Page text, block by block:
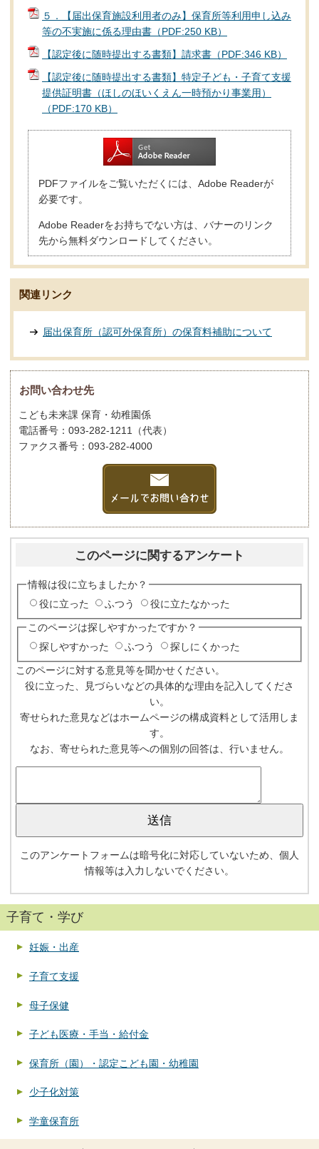
５．【届出保育施設利用者のみ】保育所等利用申し込み
等の不実施に係る理由書（PDF:250 KB）
【認定後に随時提出する書類】請求書（PDF:346 KB）
【認定後に随時提出する書類】特定子ども・子育て支援
提供証明書（ほしのほいくえん一時預かり事業用）
（PDF:170 KB）
PDFファイルをご覧いただくには、Adobe Readerが
必要です。
Adobe Readerをお持ちでない方は、バナーのリンク
先から無料ダウンロードしてください。
関連リンク
届出保育所（認可外保育所）の保育料補助について
お問い合わせ先
こども未来課 保育・幼稚園係
電話番号：093-282-1211（代表）
ファクス番号：093-282-4000
このページに関するアンケート
情報は役に立ちましたか？
役に立った
ふつう 役に立たなかった
このページは探しやすかったですか？
探しやすかった
ふつう 探しにくかった
このページに対する意見等を聞かせください。
役に立った、見づらいなどの具体的な理由を記入してくださ
い。
寄せられた意見などはホームページの構成資料として活用しま
す。
なお、寄せられた意見等への個別の回答は、行いません。
このアンケートフォームは暗号化に対応していないため、個人
情報等は入力しないでください。
子育て・学び
妊娠・出産
子育て支援
母子保健
子ども医療・手当・給付金
保育所（園）・認定こども園・幼稚園
少子化対策
学童保育所